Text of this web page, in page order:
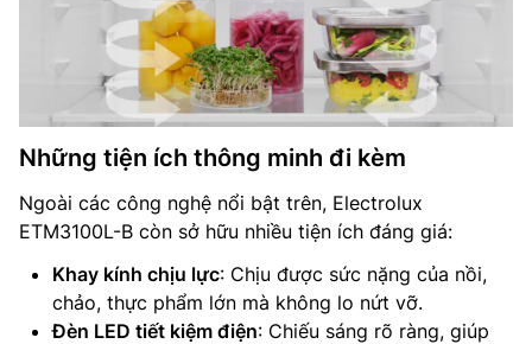
Những tiện ích thông minh đi kèm
Ngoài các công nghệ nổi bật trên, Electrolux
ETM3100L-B còn sở hữu nhiều tiện ích đáng giá:
Khay kính chịu lực: Chịu được sức nặng của nồi,
chảo, thực phẩm lớn mà không lo nứt vỡ.
Đèn LED tiết kiệm điện: Chiếu sáng rõ ràng, giúp